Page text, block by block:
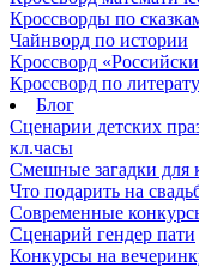
Кроссворды по
Чайнворд по истории
Кроссворд
Кроссворд по
Блог
Сценарии детских
кл.часы
Смешные загадки для
Что подарить на
Современные
Сценарий гендер пати
Конкурсы на